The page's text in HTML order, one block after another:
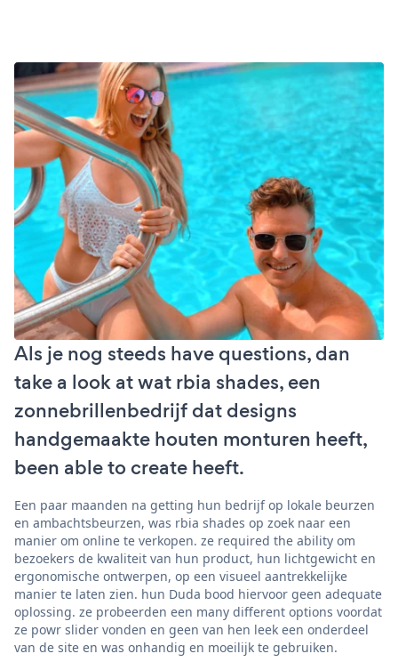
Als je nog steeds have questions, dan
take a look at wat rbia shades, een
zonnebrillenbedrijf dat designs
handgemaakte houten monturen heeft,
been able to create heeft.
Een paar maanden na getting hun bedrijf op lokale beurzen
en ambachtsbeurzen, was rbia shades op zoek naar een
manier om online te verkopen. ze required the ability om
bezoekers de kwaliteit van hun product, hun lichtgewicht en
ergonomische ontwerpen, op een visueel aantrekkelijke
manier te laten zien. hun Duda bood hiervoor geen adequate
oplossing. ze probeerden een many different options voordat
ze powr slider vonden en geen van hen leek een onderdeel
van de site en was onhandig en moeilijk te gebruiken.